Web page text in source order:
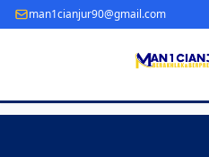
man1cianjur90@gmail.com